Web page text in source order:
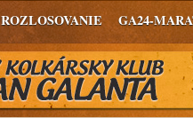
ROZLOSOVANIE GA24-